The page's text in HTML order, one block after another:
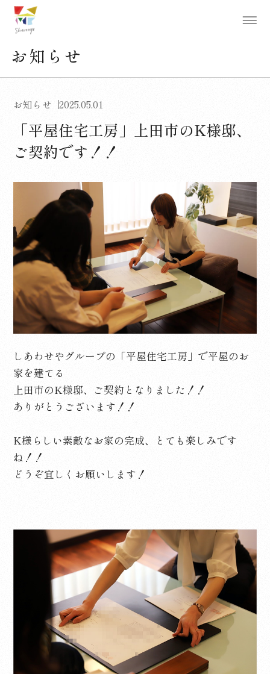
お知らせ
お知らせ 2025.05.01
「平屋住宅工房」上田市のK様邸、
ご契約です！！
しあわせやグループの「平屋住宅工房」 で平屋のお
家を建てる
上田市のK様邸、ご契約となりました！！
ありがとうございます！！
K様らしい素敵なお家の完成、とても楽しみです
ね！！
どうぞ宜しくお願いします！